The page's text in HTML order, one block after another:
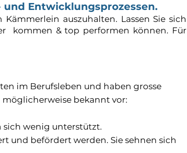
Entwicklungsprozessen.
auszuhalten. Lassen Sie sich
kommen & top performen können. Für
im Berufsleben und haben grosse
bekannt vor:
sich wenig unterstützt.
und befördert werden. Sie sehnen sich